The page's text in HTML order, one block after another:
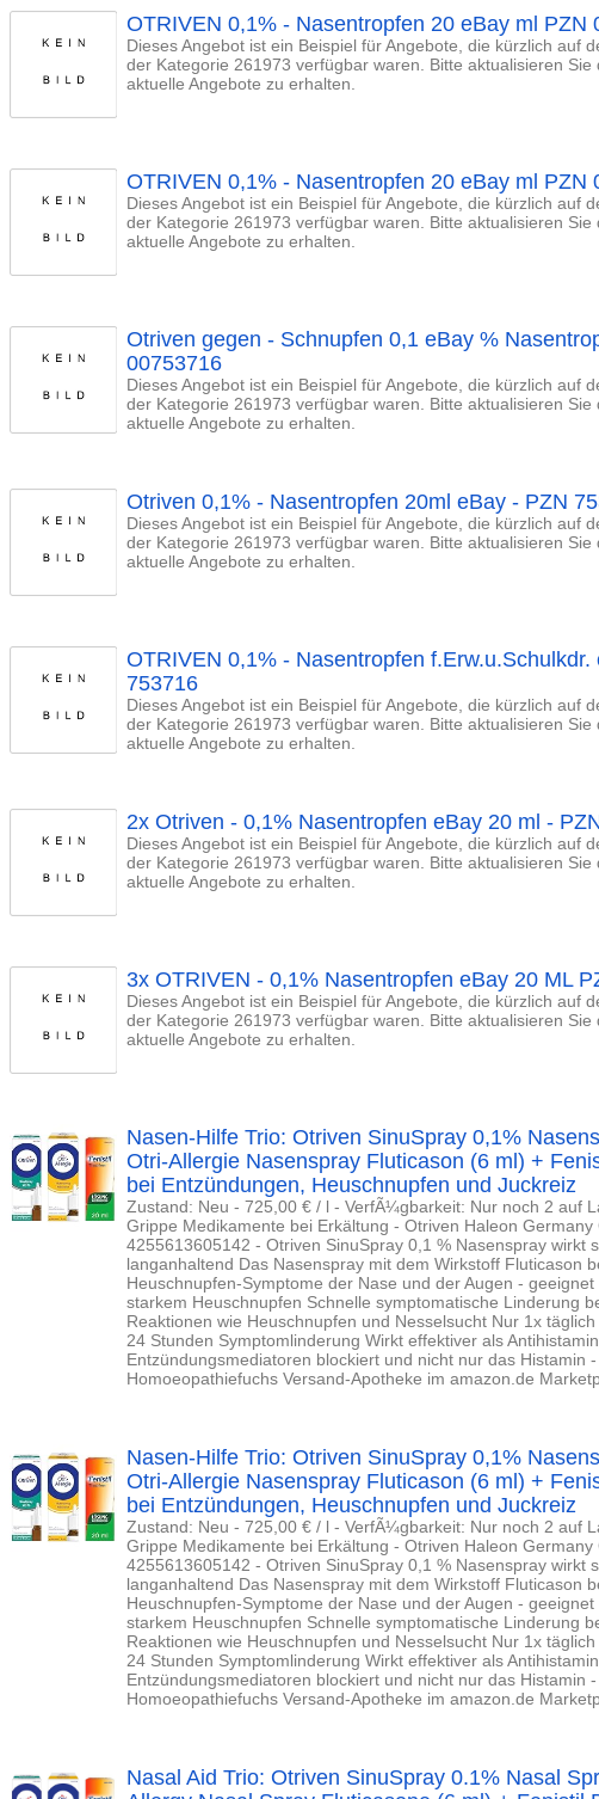
OTRIVEN 0,1% - Nasentropfen 20 eBay ml PZN
Dieses Angebot ist ein Beispiel für Angebote, die kürzlich auf
der Kategorie 261973 verfügbar waren. Bitte aktualisieren Sie
aktuelle Angebote zu erhalten.
OTRIVEN 0,1% - Nasentropfen 20 eBay ml PZN
Dieses Angebot ist ein Beispiel für Angebote, die kürzlich auf
der Kategorie 261973 verfügbar waren. Bitte aktualisieren Sie
aktuelle Angebote zu erhalten.
Otriven gegen - Schnupfen 0,1 eBay %
00753716
Dieses Angebot ist ein Beispiel für Angebote, die kürzlich auf
der Kategorie 261973 verfügbar waren. Bitte aktualisieren Sie
aktuelle Angebote zu erhalten.
Otriven 0,1% - Nasentropfen 20ml eBay - PZN
Dieses Angebot ist ein Beispiel für Angebote, die kürzlich auf
der Kategorie 261973 verfügbar waren. Bitte aktualisieren Sie
aktuelle Angebote zu erhalten.
OTRIVEN 0,1% - Nasentropfen f.Erw.u.Schulkdr.
753716
Dieses Angebot ist ein Beispiel für Angebote, die kürzlich auf
der Kategorie 261973 verfügbar waren. Bitte aktualisieren Sie
aktuelle Angebote zu erhalten.
2x Otriven - 0,1% Nasentropfen eBay 20 ml -
Dieses Angebot ist ein Beispiel für Angebote, die kürzlich auf
der Kategorie 261973 verfügbar waren. Bitte aktualisieren Sie
aktuelle Angebote zu erhalten.
3x OTRIVEN - 0,1% Nasentropfen eBay 20 ML
Dieses Angebot ist ein Beispiel für Angebote, die kürzlich auf
der Kategorie 261973 verfügbar waren. Bitte aktualisieren Sie
aktuelle Angebote zu erhalten.
Nasen-Hilfe Trio: Otriven SinuSpray 0,1%
Otri-Allergie Nasenspray Fluticason (6 ml) +
bei Entzündungen, Heuschnupfen und Juckreiz
Zustand: Neu - 725,00 € / l - VerfÃ¼gbarkeit: Nur noch 2 auf
Grippe Medikamente bei Erkältung - Otriven Haleon Germany
4255613605142 - Otriven SinuSpray 0,1 % Nasenspray wirkt
langanhaltend Das Nasenspray mit dem Wirkstoff Fluticason
Heuschnupfen-Symptome der Nase und der Augen -
starkem Heuschnupfen Schnelle symptomatische Linderung
Reaktionen wie Heuschnupfen und Nesselsucht Nur 1x
24 Stunden Symptomlinderung Wirkt effektiver als
Entzündungsmediatoren blockiert und nicht nur das Histamin
Homoeopathiefuchs Versand-Apotheke im amazon.de
Nasen-Hilfe Trio: Otriven SinuSpray 0,1%
Otri-Allergie Nasenspray Fluticason (6 ml) +
bei Entzündungen, Heuschnupfen und Juckreiz
Zustand: Neu - 725,00 € / l - VerfÃ¼gbarkeit: Nur noch 2 auf
Grippe Medikamente bei Erkältung - Otriven Haleon Germany
4255613605142 - Otriven SinuSpray 0,1 % Nasenspray wirkt
langanhaltend Das Nasenspray mit dem Wirkstoff Fluticason
Heuschnupfen-Symptome der Nase und der Augen -
starkem Heuschnupfen Schnelle symptomatische Linderung
Reaktionen wie Heuschnupfen und Nesselsucht Nur 1x
24 Stunden Symptomlinderung Wirkt effektiver als
Entzündungsmediatoren blockiert und nicht nur das Histamin
Homoeopathiefuchs Versand-Apotheke im amazon.de
Nasal Aid Trio: Otriven SinuSpray 0.1% Nasal